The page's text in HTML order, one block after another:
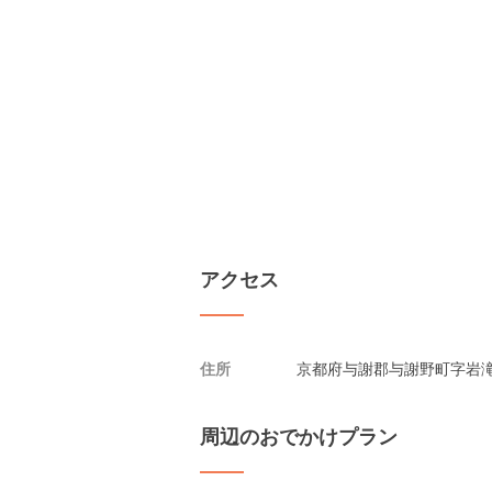
アクセス
住所 京都府与謝郡与謝野町字岩
周辺のおでかけプラン